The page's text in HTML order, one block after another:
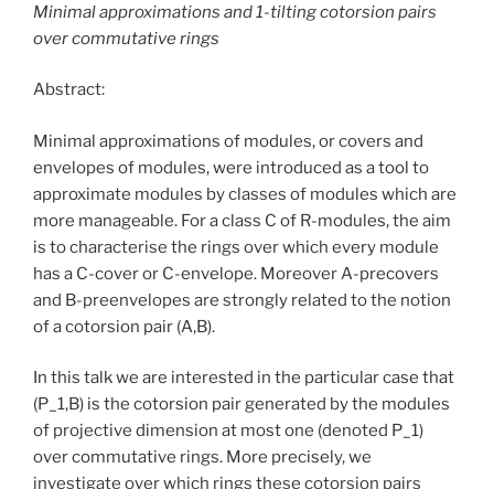
Minimal approximations and 1-tilting cotorsion pairs
over commutative rings
Abstract:
Minimal approximations of modules, or covers and
envelopes of modules, were introduced as a tool to
approximate modules by classes of modules which are
more manageable. For a class C of R-modules, the aim
is to characterise the rings over which every module
has a C-cover or C-envelope. Moreover A-precovers
and B-preenvelopes are strongly related to the notion
of a cotorsion pair (A,B).
In this talk we are interested in the particular case that
(P_1,B) is the cotorsion pair generated by the modules
of projective dimension at most one (denoted P_1)
over commutative rings. More precisely, we
investigate over which rings these cotorsion pairs